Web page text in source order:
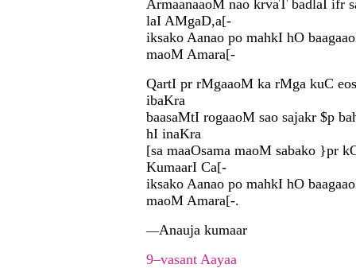
ArmaanaaoM nao krvaT badlaI ifr
laI AMgaD,a[-
iksako Aanao po mahkI hO
maoM Amara[-
QartI pr rMgaaoM ka rMga kuC
ibaKra
baasaMtI rogaaoM sao sajakr $p
hI inaKra
[sa maaOsama maoM sabako }pr
KumaarI Ca[-
iksako Aanao po mahkI hO
maoM Amara[-.
—Anauja kumaar
9–vasant Aayaa